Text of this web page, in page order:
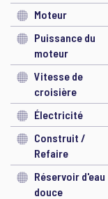
Moteur
Puissance du
moteur
Vitesse de
croisière
Électricité
Construit /
Refaire
Réservoir d'eau
douce